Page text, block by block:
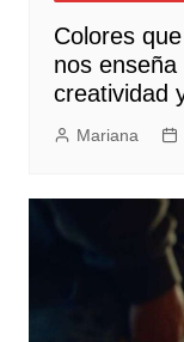
Colores
nos
creatividad
Mariana